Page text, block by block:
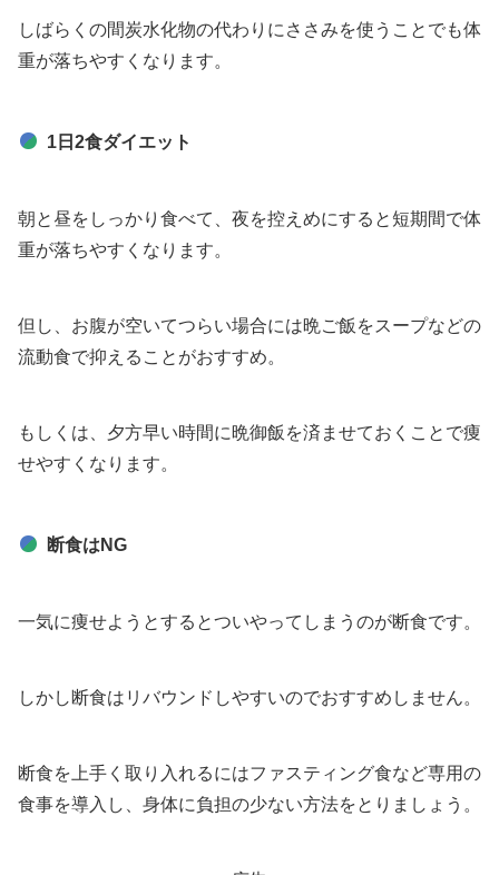
しばらくの間炭水化物の代わりにささみを使うことでも体
重が落ちやすくなります。
1日2食ダイエット
朝と昼をしっかり食べて、夜を控えめにすると短期間で体
重が落ちやすくなります。
但し、お腹が空いてつらい場合には晩ご飯をスープなどの
流動食で抑えることがおすすめ。
もしくは、夕方早い時間に晩御飯を済ませておくことで痩
せやすくなります。
断食はNG
一気に痩せようとするとついやってしまうのが断食です。
しかし断食はリバウンドしやすいのでおすすめしません。
断食を上手く取り入れるにはファスティング食など専用の
食事を導入し、身体に負担の少ない方法をとりましょう。